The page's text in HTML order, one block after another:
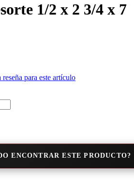
1/2 x 2 3/4 x 7
para este artículo
ENCONTRAR ESTE PRODUCTO?